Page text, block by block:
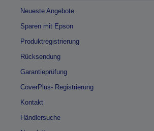
Neueste Angebote
Sparen mit Epson
Produktregistrierung
Rücksendung
Garantieprüfung
CoverPlus- Registrierung
Kontakt
Händlersuche